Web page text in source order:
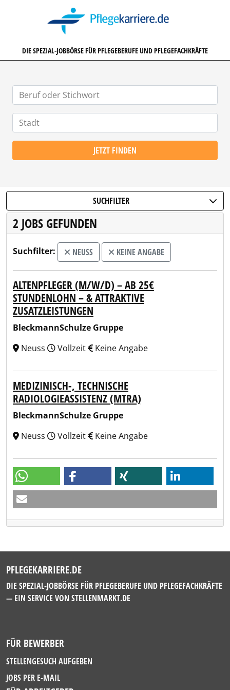
DIE SPEZIAL-JOBBÖRSE FÜR PFLEGEBERUFE UND PFLEGEFACHKRÄFTE
JETZT FINDEN
SUCHFILTER
2 JOBS GEFUNDEN
Suchfilter: NEUSS KEINE ANGABE
ALTENPFLEGER (M/W/D) – AB 25€
STUNDENLOHN – & ATTRAKTIVE
ZUSATZLEISTUNGEN
BleckmannSchulze Gruppe
Neuss
Vollzeit Keine Angabe
MEDIZINISCH-, TECHNISCHE
RADIOLOGIEASSISTENZ (MTRA)
BleckmannSchulze Gruppe
Neuss
Vollzeit Keine Angabe
PFLEGEKARRIERE.DE
DIE SPEZIAL-JOBBÖRSE FÜR PFLEGEBERUFE UND PFLEGEFACHKRÄFTE
— EIN SERVICE VON STELLENMARKT.DE
FÜR BEWERBER
STELLENGESUCH AUFGEBEN
JOBS PER E-MAIL